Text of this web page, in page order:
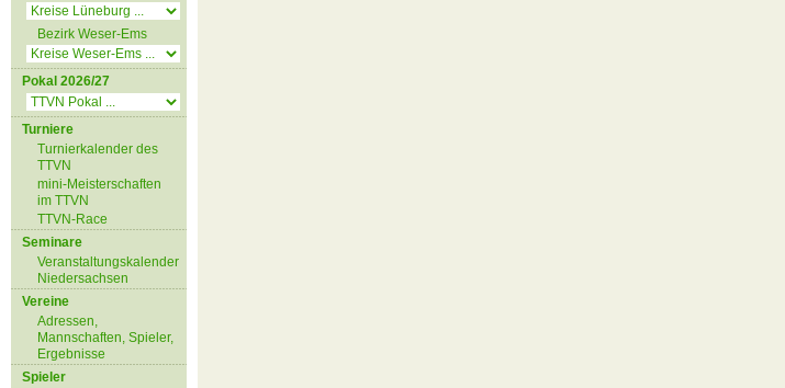
Bezirk Weser-Ems
Pokal 2026/27
Turniere
Turnierkalender des
TTVN
mini-Meisterschaften
im TTVN
TTVN-Race
Seminare
Veranstaltungskalender
Niedersachsen
Vereine
Adressen,
Mannschaften, Spieler,
Ergebnisse
Spieler